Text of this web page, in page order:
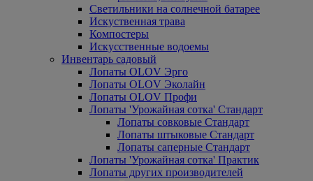
Светильники на солнечной батарее
Искуственная трава
Компостеры
Искусственные водоемы
Инвентарь садовый
Лопаты OLOV Эрго
Лопаты OLOV Эколайн
Лопаты OLOV Профи
Лопаты 'Урожайная сотка' Стандарт
Лопаты совковые Стандарт
Лопаты штыковые Стандарт
Лопаты саперные Стандарт
Лопаты 'Урожайная сотка' Практик
Лопаты других производителей